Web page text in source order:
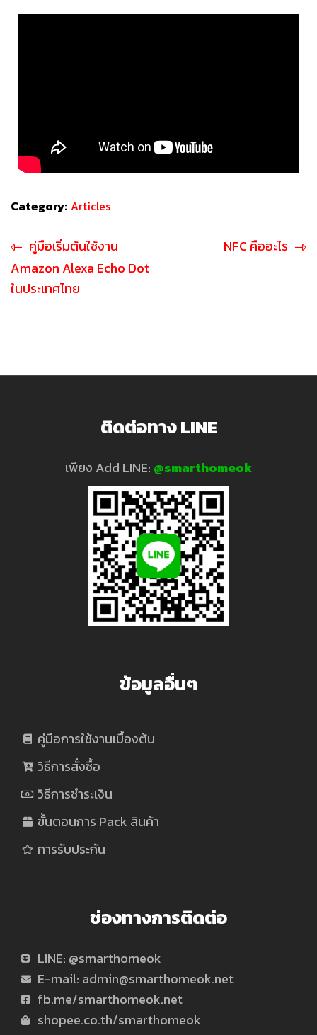
Category: Articles
คู่มือเริ่มต้นใช้งาน
Amazon Alexa Echo Dot
ในประเทศไทย
NFC คืออะไร
ติดต่อทาง LINE
เพียง Add LINE: @smarthomeok
ข้อมูลอื่นๆ
คู่มือการใช้งานเบื้องต้น
วิธีการสั่งซื้อ
วิธีการชำระเงิน
ขั้นตอนการ Pack สินค้า
การรับประกัน
ช่องทางการติดต่อ
LINE: @smarthomeok
E-mail: admin@smarthomeok.net
fb.me/smarthomeok.net
shopee.co.th/smarthomeok